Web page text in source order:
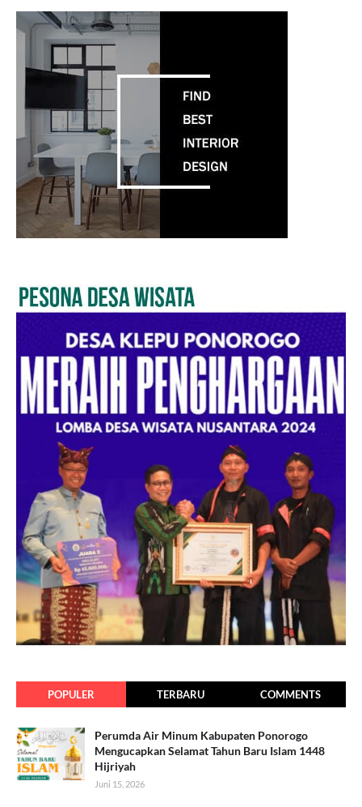
POPULER TERBARU COMMENTS
Perumda Air Minum Kabupaten Ponorogo
Mengucapkan Selamat Tahun Baru Islam 1448
Hijriyah
Juni 15, 2026